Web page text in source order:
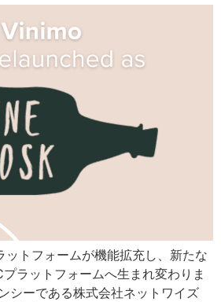
ットフォームが機能拡充し、新たな
ラットフォームへ生まれ変わりま
シーである株式会社ネットワイズ